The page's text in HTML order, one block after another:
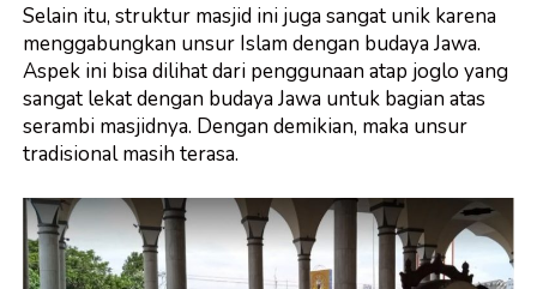
Selain itu, struktur masjid ini juga sangat unik karena
menggabungkan unsur Islam dengan budaya Jawa.
Aspek ini bisa dilihat dari penggunaan atap joglo yang
sangat lekat dengan budaya Jawa untuk bagian atas
serambi masjidnya. Dengan demikian, maka unsur
tradisional masih terasa.